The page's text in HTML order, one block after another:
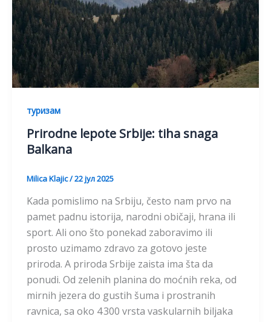
туризам
Prirodne lepote Srbije: tiha snaga
Balkana
Milica Klajic/22 јул 2025
Kada pomislimo na Srbiju, često nam prvo na
pamet padnu istorija, narodni običaji, hrana ili
sport. Ali ono što ponekad zaboravimo ili
prosto uzimamo zdravo za gotovo jeste
priroda. A priroda Srbije zaista ima šta da
ponudi. Od zelenih planina do moćnih reka, od
mirnih jezera do gustih šuma i prostranih
ravnica, sa oko 4 300 vrsta vaskularnih biljaka